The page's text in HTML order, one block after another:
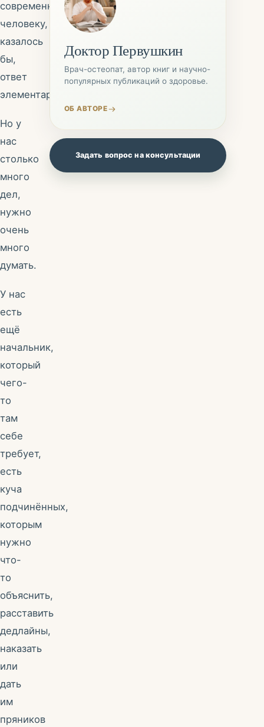
современному
человеку,
казалось
бы,
ответ
элементарный.
Но у
нас
столько
много
дел,
нужно
очень
много
думать.
У нас
есть
ещё
начальник,
который
чего-
то
там
себе
требует,
есть
куча
подчинённых,
которым
нужно
что-
то
объяснить,
расставить
дедлайны,
наказать
или
дать
им
пряников
Доктор Первушкин
Врач-остеопат, автор книг и научно-
популярных публикаций о здоровье.
ОБ АВТОРЕ
Задать вопрос на консультации